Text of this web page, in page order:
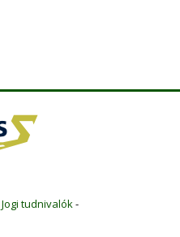
Jogi tudnivalók-